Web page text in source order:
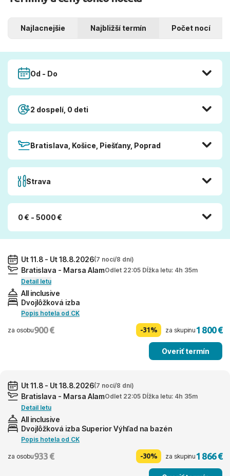
Najlacnejšie Najbližší termín Počet nocí
Od - Do
2 dospelí, 0 deti
Bratislava, Košice, Piešťany, Poprad
Strava
0 € - 5000 €
Ut 11.8 - Ut 18.8.2026(7 nocí/8 dní)
Bratislava - Marsa AlamOdlet 22:05 Dĺžka letu: 4h 35m
Detail letu
All inclusive
Dvojlôžková izba
Popis hotela od CK
za osobu900 € -31% za skupinu1 800 €
Overiť termín
Ut 11.8 - Ut 18.8.2026(7 nocí/8 dní)
Bratislava - Marsa AlamOdlet 22:05 Dĺžka letu: 4h 35m
Detail letu
All inclusive
Dvojlôžková izba Superior Výhľad na bazén
Popis hotela od CK
za osobu933 € -30% za skupinu1 866 €